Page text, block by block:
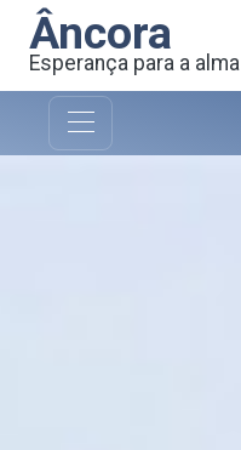
Âncora
Esperança para a alma